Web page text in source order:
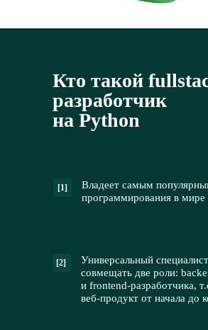
Кто такой
разработчик
на Python
[1]
Владеет самым
программирования в мире
[2]
Универсальный
совмещать две роли:
и frontend-разработчика,
веб-продукт от начала до